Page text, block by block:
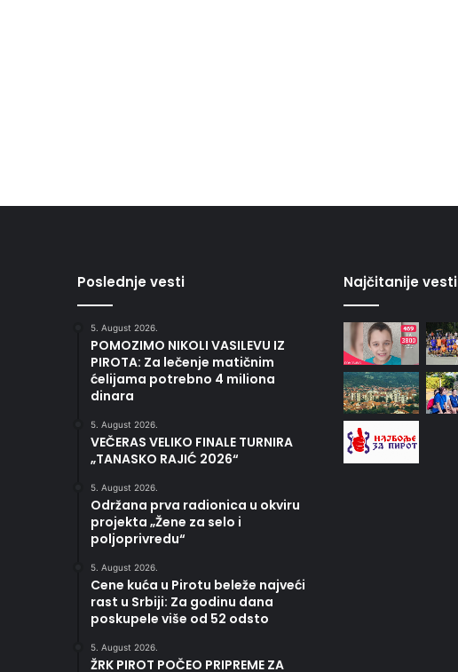
Poslednje vesti
5. August 2026.
POMOZIMO NIKOLI VASILEVU IZ
PIROTA: Za lečenje matičnim
ćelijama potrebno 4 miliona
dinara
5. August 2026.
VEČERAS VELIKO FINALE TURNIRA
„TANASKO RAJIĆ 2026“
5. August 2026.
Održana prva radionica u okviru
projekta „Žene za selo i
poljoprivredu“
5. August 2026.
Cene kuća u Pirotu beleže najveći
rast u Srbiji: Za godinu dana
poskupele više od 52 odsto
5. August 2026.
ŽRK PIROT POČEO PRIPREME ZA
Najčitanije vesti